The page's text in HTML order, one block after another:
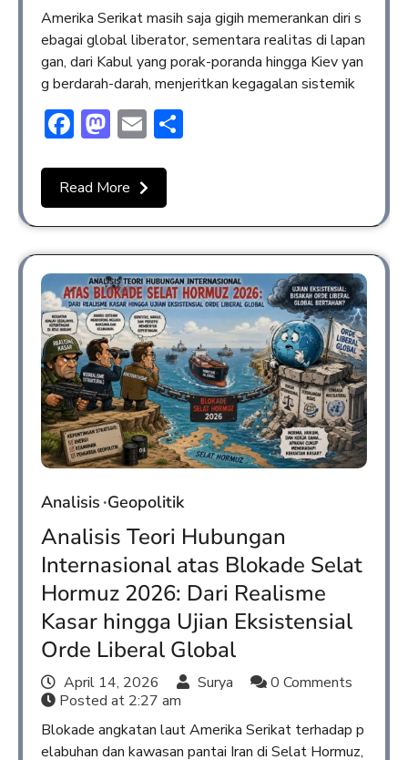
Amerika Serikat masih saja gigih memerankan diri s
ebagai global liberator, sementara realitas di lapan
gan, dari Kabul yang porak-poranda hingga Kiev yan
g berdarah-darah, menjeritkan kegagalan sistemik
Facebook
Mastodon
Email
Read More
Analisis Geopolitik
Analisis Teori Hubungan
Internasional atas Blokade Selat
Hormuz 2026: Dari Realisme
Kasar hingga Ujian Eksistensial
Orde Liberal Global
April 14, 2026 Surya
0 Comments
Posted at 2:27 am
Blokade angkatan laut Amerika Serikat terhadap p
elabuhan dan kawasan pantai Iran di Selat Hormuz,